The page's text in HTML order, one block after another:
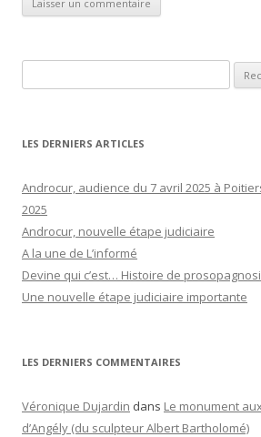
LES DERNIERS ARTICLES
Androcur, audience du 7 avril 2025 à
2025
Androcur, nouvelle étape judiciaire
A la une de L’informé
Devine qui c’est… Histoire de
Une nouvelle étape judiciaire importante
LES DERNIERS COMMENTAIRES
Véronique Dujardin dans Le monument
d’Angély (du sculpteur Albert Bartholomé)